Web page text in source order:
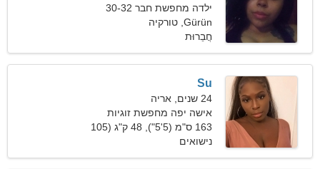
ילדה מחפשת חבר 30-32
Gürün, טורקיה
חֲבֵרוּת
Su
24 שנים, אריה
אישה יפה מחפשת זוגיות
163 ס"מ (5'5"), 48 ק"ג (105
פאונד)
נישואים